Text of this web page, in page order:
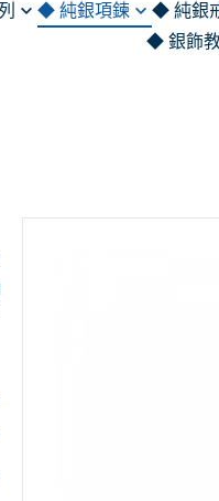
範例｜名字系列
◆ 純銀項鍊
選加購品並LINE客服)
系列 (刻字刻圖請選加購品
客服)
列
草系列
寶石系列
貓咪系列
◆ 純銀
◆ 銀飾